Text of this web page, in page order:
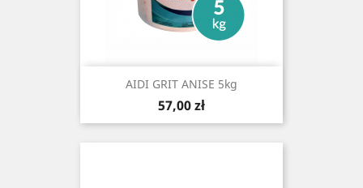
AIDI GRIT ANISE 5kg
Cena
57,00 zł